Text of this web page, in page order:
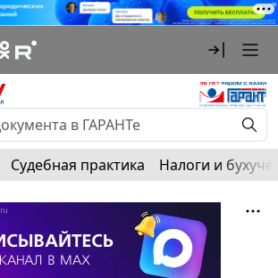
Судебная практика Налоги и